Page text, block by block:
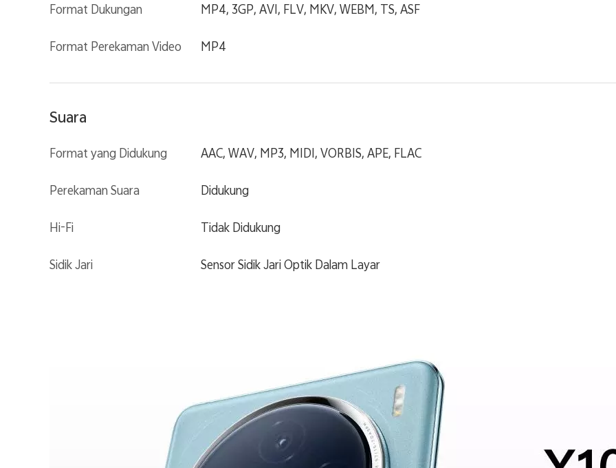
Format Dukungan MP4, 3GP, AVI, FLV, MKV, WEBM, TS, ASF
Format Perekaman Video MP4
Suara
Format yang Didukung AAC, WAV, MP3, MIDI, VORBIS, APE, FLAC
Perekaman Suara Didukung
Hi-Fi Tidak Didukung
Sidik Jari Sensor Sidik Jari Optik Dalam Layar